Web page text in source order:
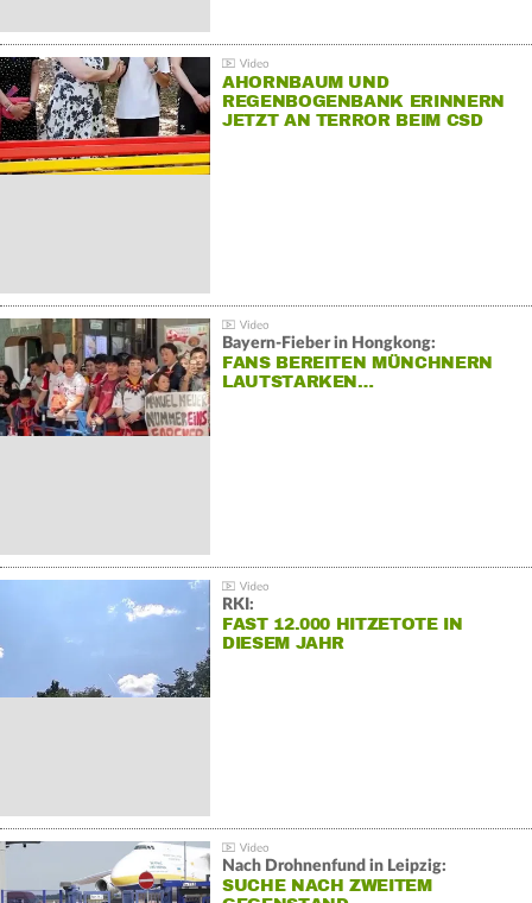
AHORNBAUM UND
REGENBOGENBANK ERINNERN
JETZT AN TERROR BEIM CSD
Bayern-Fieber in Hongkong:
FANS BEREITEN MÜNCHNERN
LAUTSTARKEN…
RKI:
FAST 12.000 HITZETOTE IN
DIESEM JAHR
Nach Drohnenfund in Leipzig:
SUCHE NACH ZWEITEM